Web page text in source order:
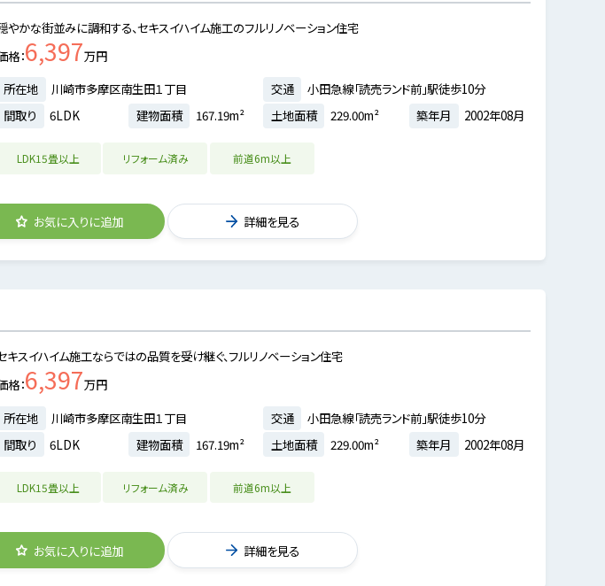
やかな街並みに調和する、セキスイハイム施工のフルリノベーション住宅
格 6,397万円
所在地
川崎市多摩区南生田１丁目 交通
小田急線「読売ランド前」駅徒歩10分
間取り
6LDK 建物面積 167.19m² 土地面積 229.00m² 築年月 2002年08月
LDK15畳以上 リフォーム済み 前道6m以上
お気に入りに追加 詳細を見る
キスイハイム施工ならではの品質を受け継ぐ、フルリノベーション住宅
格 6,397万円
所在地
川崎市多摩区南生田１丁目 交通
小田急線「読売ランド前」駅徒歩10分
間取り
6LDK 建物面積 167.19m² 土地面積 229.00m² 築年月 2002年08月
LDK15畳以上 リフォーム済み 前道6m以上
お気に入りに追加 詳細を見る